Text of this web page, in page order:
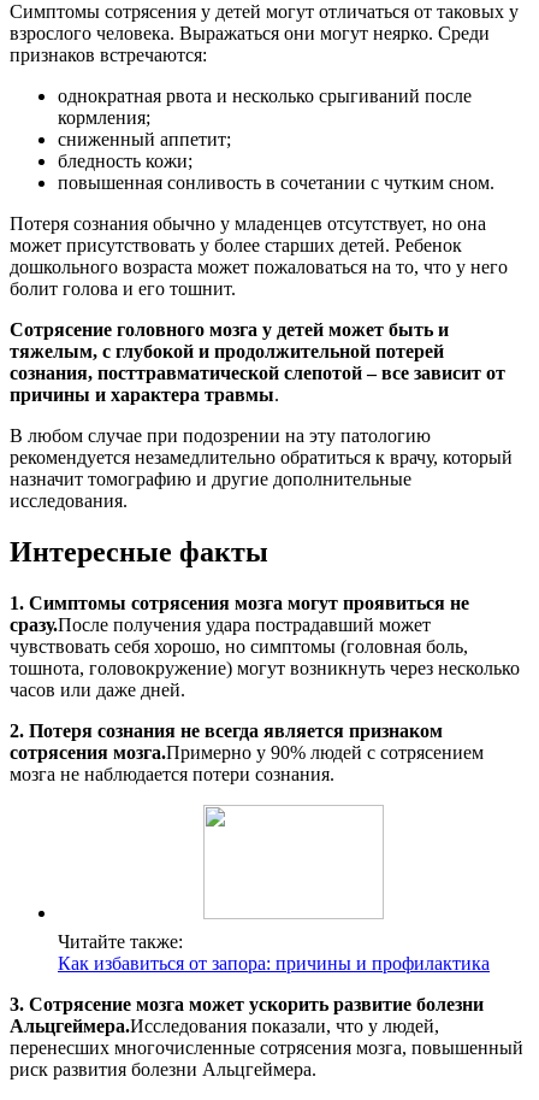
Симптомы сотрясения у детей могут отличаться от таковых у
взрослого человека. Выражаться они могут неярко. Среди
признаков встречаются:
однократная рвота и несколько срыгиваний после
кормления;
сниженный аппетит;
бледность кожи;
повышенная сонливость в сочетании с чутким сном.
Потеря сознания обычно у младенцев отсутствует, но она
может присутствовать у более старших детей. Ребенок
дошкольного возраста может пожаловаться на то, что у него
болит голова и его тошнит.
Сотрясение головного мозга у детей может быть и
тяжелым, с глубокой и продолжительной потерей
сознания, посттравматической слепотой – все зависит от
причины и характера травмы.
В любом случае при подозрении на эту патологию
рекомендуется незамедлительно обратиться к врачу, который
назначит томографию и другие дополнительные
исследования.
Интересные факты
1. Симптомы сотрясения мозга могут проявиться не
сразу.После получения удара пострадавший может
чувствовать себя хорошо, но симптомы (головная боль,
тошнота, головокружение) могут возникнуть через несколько
часов или даже дней.
2. Потеря сознания не всегда является признаком
сотрясения мозга.Примерно у 90% людей с сотрясением
мозга не наблюдается потери сознания.
Читайте также:
Как избавиться от запора: причины и профилактика
3. Сотрясение мозга может ускорить развитие болезни
Альцгеймера.Исследования показали, что у людей,
перенесших многочисленные сотрясения мозга, повышенный
риск развития болезни Альцгеймера.